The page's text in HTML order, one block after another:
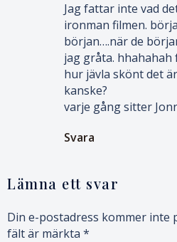
Jag fattar inte vad
ironman filmen.
början….när de
jag gråta.
hur jävla skönt det
kanske?
varje gång sitter
Svara
Lämna ett svar
Din e-postadress kommer inte
fält är märkta *